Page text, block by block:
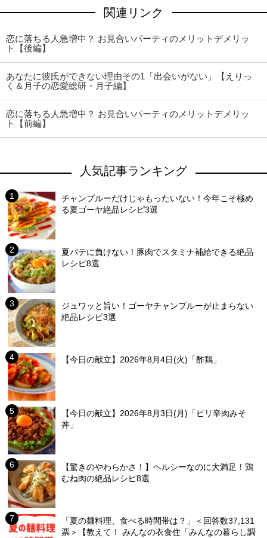
関連リンク
恋に落ちる人急増中？ お見合いパーティのメリットデメリッ
ト【後編】
あなたに彼氏ができない理由その1「出会いがない」【えりっ
く＆月子の恋愛総研・月子編】
恋に落ちる人急増中？ お見合いパーティのメリットデメリッ
ト【前編】
人気記事ランキング
チャンプルーだけじゃもったいない！今年こそ極め
る夏ゴーヤ絶品レシピ3選
夏バテに負けない！豚肉でスタミナ補給できる絶品
レシピ8選
ジュワッと旨い！ゴーヤチャンプルーが止まらない
絶品レシピ3選
【今日の献立】2026年8月4日(火)「酢鶏」
【今日の献立】2026年8月3日(月)「ピリ辛肉みそ
丼」
【驚きのやわらかさ！】ヘルシーなのに大満足！鶏
むね肉の絶品レシピ8選
「夏の麺料理、食べる時間帯は？」＜回答数37,131
票＞【教えて！ みんなの衣食住「みんなの暮らし調